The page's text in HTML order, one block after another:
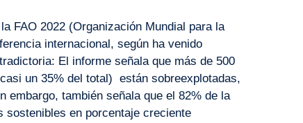
FAO 2022 (Organización Mundial para la
internacional, según ha venido
El informe señala que más de 500
un 35% del total) están sobreexplotadas,
embargo, también señala que el 82% de la
sostenibles en porcentaje creciente